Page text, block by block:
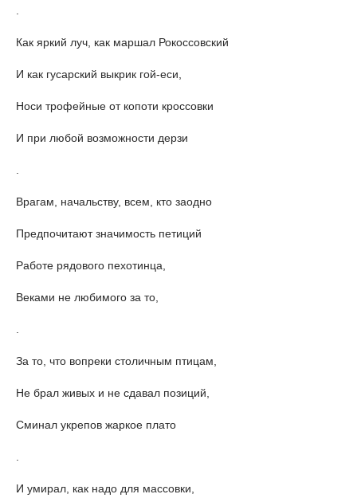
Как яркий луч, как маршал Рокоссовский
И как гусарский выкрик гой-еси,
Носи трофейные от копоти кроссовки
И при любой возможности дерзи
Врагам, начальству, всем, кто заодно
Предпочитают значимость петиций
Работе рядового пехотинца,
Веками не любимого за то,
За то, что вопреки столичным птицам,
Не брал живых и не сдавал позиций,
Сминал укрепов жаркое плато
И умирал, как надо для массовки,